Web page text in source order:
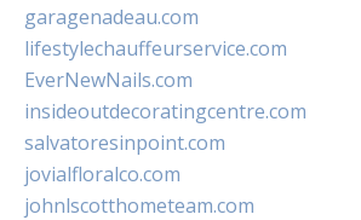
garagenadeau.com
lifestylechauffeurservice.com
EverNewNails.com
insideoutdecoratingcentre.com
salvatoresinpoint.com
jovialfloralco.com
johnlscotthometeam.com